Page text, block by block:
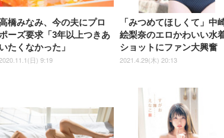
橋みなみ、今の夫にプロ
ーズ要求「3年以上つきあ
いたくなかった」
日) 9:19
「みつめてほしくて」中
絵梨奈のエロかわいい水
ショットにファン大興奮
2021.4.29(木) 20:13